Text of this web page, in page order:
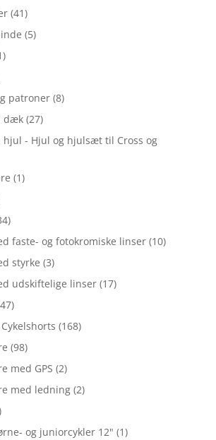
(41)
(5)
patroner (8)
dæk (27)
hjul - Hjul og hjulsæt til Cross og
(1)
faste- og fotokromiske linser (10)
styrke (3)
udskiftelige linser (17)
(168)
(98)
med GPS (2)
med ledning (2)
og juniorcykler 12" (1)